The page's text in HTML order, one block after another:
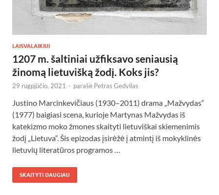
LAISVALAIKIUI
1207 m. šaltiniai užfiksavo seniausią
žinomą lietuvišką žodį. Koks jis?
29 rugpjūčio, 2021 - parašė Petras Gedvilas
Justino Marcinkevičiaus (1930–2011) drama „Mažvydas“
(1977) baigiasi scena, kurioje Martynas Mažvydas iš
katekizmo moko žmones skaityti lietuviškai skiemenimis
žodį „Lietuva“. Šis epizodas įsirėžė į atmintį iš mokyklinės
lietuvių literatūros programos …
SKAITYTI DAUGIAU